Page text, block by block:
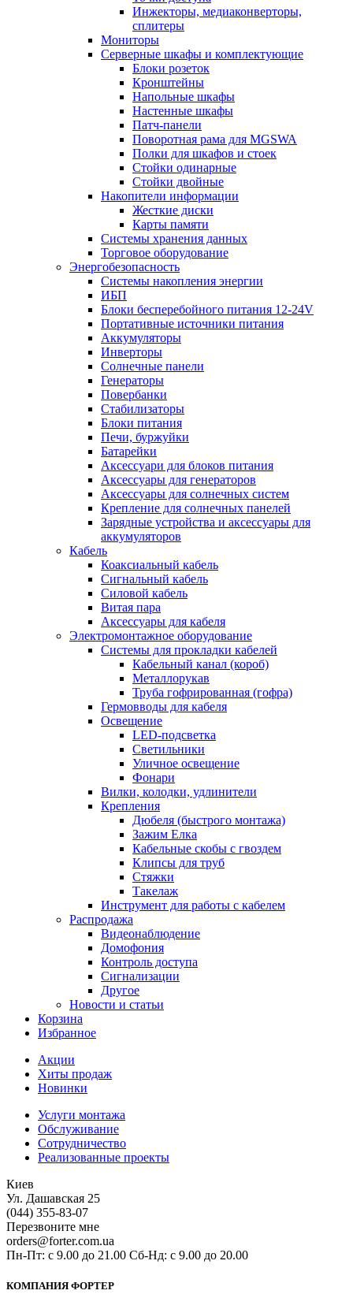
Инжекторы, медиаконверторы,
сплитеры
Мониторы
Серверные шкафы и комплектующие
Блоки розеток
Кронштейны
Напольные шкафы
Настенные шкафы
Патч-панели
Поворотная рама для MGSWA
Полки для шкафов и стоек
Стойки одинарные
Стойки двойные
Накопители информации
Жесткие диски
Карты памяти
Системы хранения данных
Торговое оборудование
Энергобезопасность
Системы накопления энергии
ИБП
Блоки бесперебойного питания 12-24V
Портативные источники питания
Аккумуляторы
Инверторы
Солнечные панели
Генераторы
Повербанки
Стабилизаторы
Блоки питания
Печи, буржуйки
Батарейки
Аксессуари для блоков питания
Аксессуары для генераторов
Аксессуары для солнечных систем
Крепление для солнечных панелей
Зарядные устройства и аксессуары для
аккумуляторов
Кабель
Коаксиальный кабель
Сигнальный кабель
Силовой кабель
Витая пара
Аксессуары для кабеля
Электромонтажное оборудование
Системы для прокладки кабелей
Кабельный канал (короб)
Металлорукав
Труба гофрированная (гофра)
Гермовводы для кабеля
Освещение
LED-подсветка
Светильники
Уличное освещение
Фонари
Вилки, колодки, удлинители
Крепления
Дюбеля (быстрого монтажа)
Зажим Елка
Кабельные скобы с гвоздем
Клипсы для труб
Стяжки
Такелаж
Инструмент для работы с кабелем
Распродажа
Видеонаблюдение
Домофония
Контроль доступа
Сигнализации
Другое
Новости и статьи
Корзина
Избранное
Акции
Хиты продаж
Новинки
Услуги монтажа
Обслуживание
Сотрудничество
Реализованные проекты
Киев
Ул. Дашавская 25
(044) 355-83-07
Перезвоните мне
orders@forter.com.ua
Пн-Пт: с 9.00 до 21.00 Сб-Нд: с 9.00 до 20.00
КОМПАНИЯ ФОРТЕР